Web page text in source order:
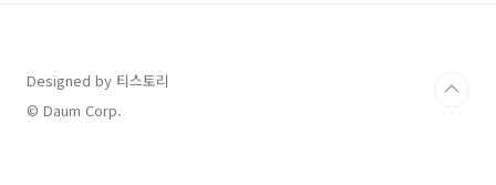
Designed by 티스토리
© Daum Corp.